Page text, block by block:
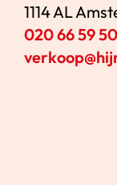
1114 AL
020 66 59